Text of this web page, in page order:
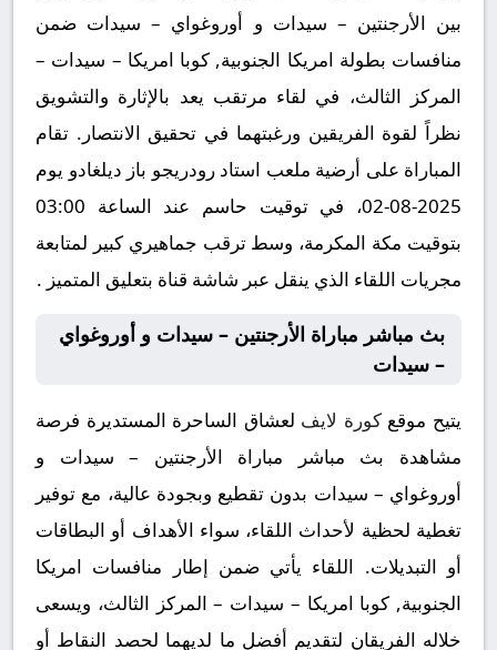
بين الأرجنتين – سيدات و أوروغواي – سيدات ضمن
منافسات بطولة امريكا الجنوبية, كوبا امريكا – سيدات –
المركز الثالث، في لقاء مرتقب يعد بالإثارة والتشويق
نظراً لقوة الفريقين ورغبتهما في تحقيق الانتصار. تقام
المباراة على أرضية ملعب استاد رودريجو باز ديلغادو يوم
2025-08-02، في توقيت حاسم عند الساعة 03:00
بتوقيت مكة المكرمة، وسط ترقب جماهيري كبير لمتابعة
مجريات اللقاء الذي ينقل عبر شاشة قناة بتعليق المتميز .
بث مباشر مباراة الأرجنتين – سيدات و أوروغواي
– سيدات
يتيح موقعكورة لايف لعشاق الساحرة المستديرة فرصة
مشاهدة بث مباشر مباراة الأرجنتين – سيدات و
أوروغواي – سيدات بدون تقطيع وبجودة عالية، مع توفير
تغطية لحظية لأحداث اللقاء، سواء الأهداف أو البطاقات
أو التبديلات. اللقاء يأتي ضمن إطار منافسات امريكا
الجنوبية, كوبا امريكا – سيدات – المركز الثالث، ويسعى
خلاله الفريقان لتقديم أفضل ما لديهما لحصد النقاط أو